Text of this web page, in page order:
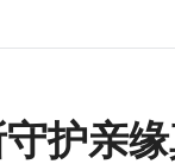
护亲缘